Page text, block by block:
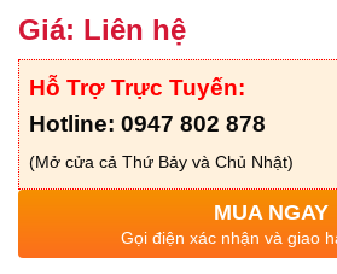
Giá: Liên hệ
Hỗ Trợ Trực Tuyến:
Hotline: 0947 802 878
(Mở cửa cả Thứ Bảy và Chủ Nhật)
MUA NGAY
Gọi điện xác nhận và giao